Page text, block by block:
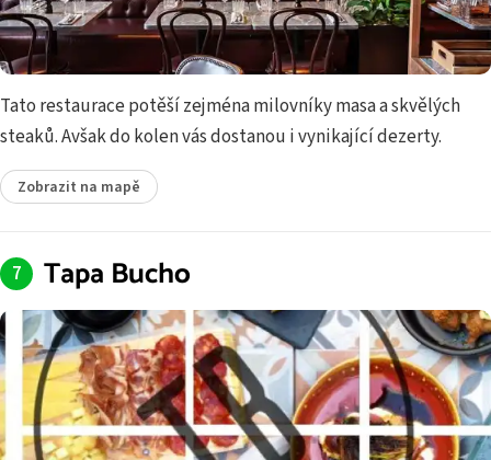
Tato restaurace potěší zejména milovníky masa a skvělých
steaků. Avšak do kolen vás dostanou i vynikající dezerty.
Zobrazit na mapě
Tapa Bucho